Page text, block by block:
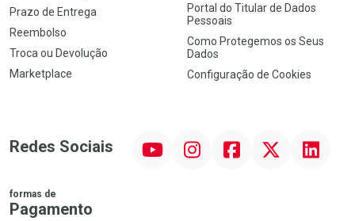
Prazo de Entrega
Reembolso
Troca ou Devolução
Marketplace
Portal do Titular de Dados
Pessoais
Como Protegemos os Seus
Dados
Configuração de Cookies
Redes Sociais InstagramFacebook Linkedin
formas de
Pagamento